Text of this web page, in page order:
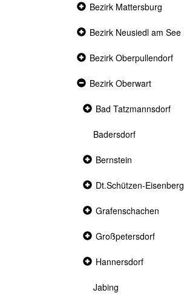
Collapsed
Bezirk Mattersburg
Collapsed
Bezirk Neusiedl am See
Collapsed
Bezirk Oberpullendorf
Expanded
Bezirk Oberwart
Collapsed
Bad Tatzmannsdorf
Badersdorf
Collapsed
Bernstein
Collapsed
Dt.Schützen-Eisenberg
Collapsed
Grafenschachen
Collapsed
section
Großpetersdorf
Collapsed
Hannersdorf
Jabing